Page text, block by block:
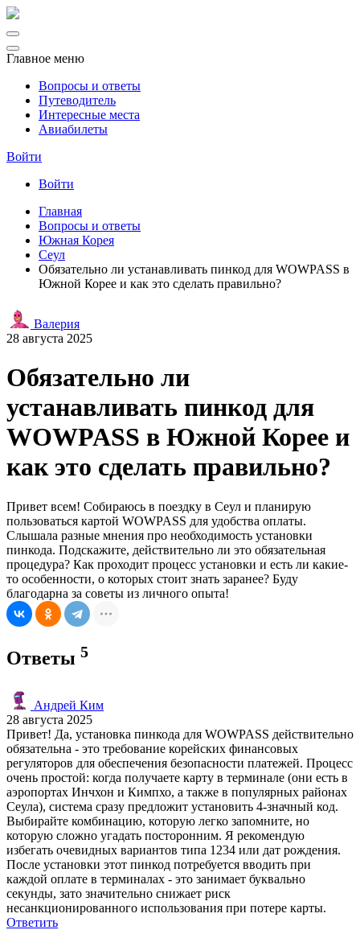
Главное меню
Вопросы и ответы
Путеводитель
Интересные места
Авиабилеты
Войти
Войти
Главная
Вопросы и ответы
Южная Корея
Сеул
Обязательно ли устанавливать пинкод для WOWPASS в
Южной Корее и как это сделать правильно?
Валерия
28 августа 2025
Обязательно ли
устанавливать пинкод для
WOWPASS в Южной Корее и
как это сделать правильно?
Привет всем! Собираюсь в поездку в Сеул и планирую
пользоваться картой WOWPASS для удобства оплаты.
Слышала разные мнения про необходимость установки
пинкода. Подскажите, действительно ли это обязательная
процедура? Как проходит процесс установки и есть ли какие-
то особенности, о которых стоит знать заранее? Буду
благодарна за советы из личного опыта!
Ответы 5
Андрей Ким
28 августа 2025
Привет! Да, установка пинкода для WOWPASS действительно
обязательна - это требование корейских финансовых
регуляторов для обеспечения безопасности платежей. Процесс
очень простой: когда получаете карту в терминале (они есть в
аэропортах Инчхон и Кимпхо, а также в популярных районах
Сеула), система сразу предложит установить 4-значный код.
Выбирайте комбинацию, которую легко запомните, но
которую сложно угадать посторонним. Я рекомендую
избегать очевидных вариантов типа 1234 или дат рождения.
После установки этот пинкод потребуется вводить при
каждой оплате в терминалах - это занимает буквально
секунды, зато значительно снижает риск
несанкционированного использования при потере карты.
Ответить